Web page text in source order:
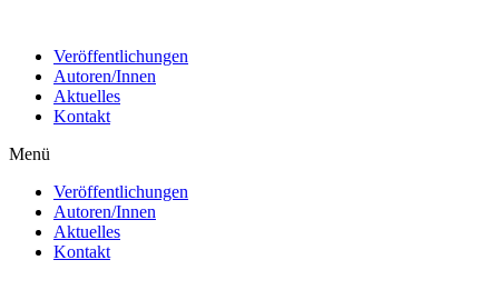
wechselnVeröffentlichungen
Autoren/Innen
Aktuelles
Kontakt
Menü
Veröffentlichungen
Autoren/Innen
Aktuelles
Kontakt